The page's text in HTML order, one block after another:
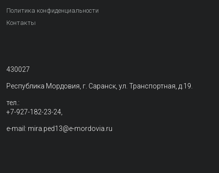
Политика конфиденциальности
Контакты
430027
Республика Мордовия, г. Саранск, ул. Транспортная, д.19.
тел.:
+7-927-182-23-24,
e-mail: mira.ped13@e-mordovia.ru